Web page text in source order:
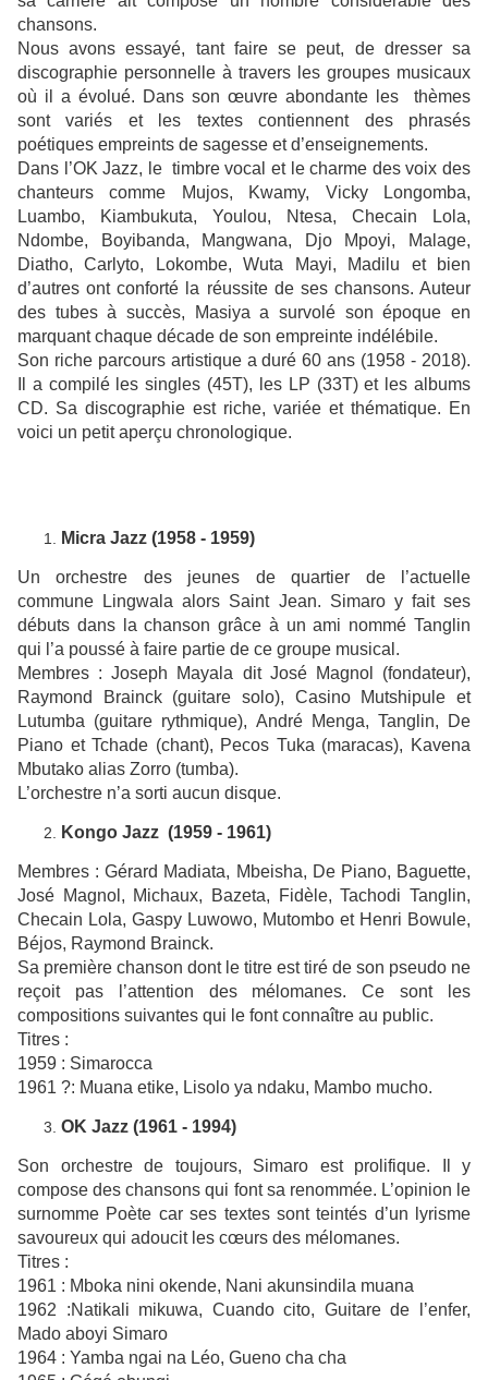
chansons.
Nous avons essayé, tant faire se peut, de dresser sa
discographie personnelle à travers les groupes musicaux
où il a évolué. Dans son œuvre abondante les thèmes
sont variés et les textes contiennent des phrasés
poétiques empreints de sagesse et d’enseignements.
Dans l’OK Jazz, le timbre vocal et le charme des voix des
chanteurs comme Mujos, Kwamy, Vicky Longomba,
Luambo, Kiambukuta, Youlou, Ntesa, Checain Lola,
Ndombe, Boyibanda, Mangwana, Djo Mpoyi, Malage,
Diatho, Carlyto, Lokombe, Wuta Mayi, Madilu et bien
d’autres ont conforté la réussite de ses chansons. Auteur
des tubes à succès, Masiya a survolé son époque en
marquant chaque décade de son empreinte indélébile.
Son riche parcours artistique a duré 60 ans (1958 - 2018).
Il a compilé les singles (45T), les LP (33T) et les albums
CD. Sa discographie est riche, variée et thématique. En
voici un petit aperçu chronologique.
Micra Jazz (1958 - 1959)
Un orchestre des jeunes de quartier de l’actuelle
commune Lingwala alors Saint Jean. Simaro y fait ses
débuts dans la chanson grâce à un ami nommé Tanglin
qui l’a poussé à faire partie de ce groupe musical.
Membres :Joseph Mayala dit José Magnol (fondateur),
Raymond Brainck (guitare solo), Casino Mutshipule et
Lutumba (guitare rythmique), André Menga, Tanglin, De
Piano et Tchade (chant), Pecos Tuka (maracas), Kavena
Mbutako alias Zorro (tumba).
L’orchestre n’a sorti aucun disque.
Kongo Jazz (1959 - 1961)
Membres :Gérard Madiata, Mbeisha, De Piano, Baguette,
José Magnol, Michaux, Bazeta, Fidèle, Tachodi Tanglin,
Checain Lola, Gaspy Luwowo, Mutombo et Henri Bowule,
Béjos, Raymond Brainck.
Sa première chanson dont le titre est tiré de son pseudo ne
reçoit pas l’attention des mélomanes. Ce sont les
compositions suivantes qui le font connaître au public.
Titres :
1959 : Simarocca
1961 ?: Muana etike, Lisolo ya ndaku, Mambo mucho.
OK Jazz (1961 - 1994)
Son orchestre de toujours, Simaro est prolifique. Il y
compose des chansons qui font sa renommée. L’opinion le
surnomme Poète car ses textes sont teintés d’un lyrisme
savoureux qui adoucit les cœurs des mélomanes.
Titres :
1961 : Mboka nini okende, Nani akunsindila muana
1962 :Natikali mikuwa, Cuando cito, Guitare de l’enfer,
Mado aboyi Simaro
1964 : Yamba ngai na Léo, Gueno cha cha